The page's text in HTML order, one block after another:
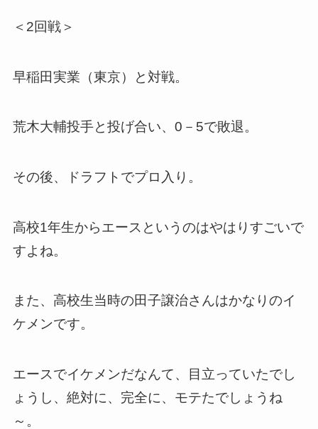
＜2回戦＞
早稲田実業（東京）と対戦。
荒木大輔投手と投げ合い、0－5で敗退。
その後、ドラフトでプロ入り。
高校1年生からエースというのはやはりすごいで
すよね。
また、高校生当時の田子譲治さんはかなりのイ
ケメンです。
エースでイケメンだなんて、目立っていたでし
ょうし、絶対に、完全に、モテたでしょうね
～。